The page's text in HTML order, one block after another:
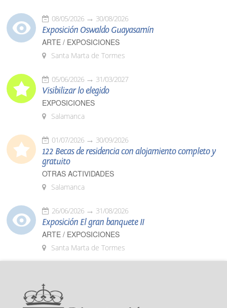
08/05/2026 30/08/2026
Exposición Oswaldo Guayasamín
ARTE / EXPOSICIONES
Santa Marta de Tormes
05/06/2026 31/03/2027
Visibilizar lo elegido
EXPOSICIONES
Salamanca
01/07/2026 30/09/2026
122 Becas de residencia con alojamiento completo y
gratuito
OTRAS ACTIVIDADES
Salamanca
26/06/2026 31/08/2026
Exposición El gran banquete II
ARTE / EXPOSICIONES
Santa Marta de Tormes